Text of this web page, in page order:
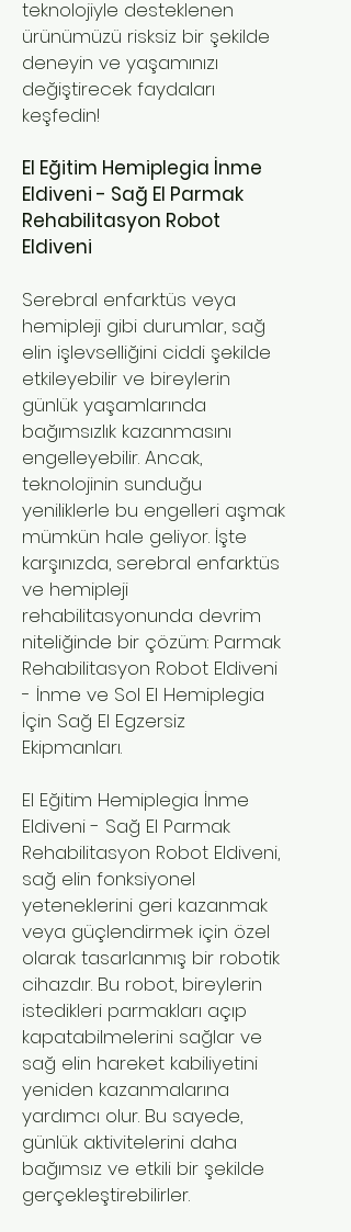
teknolojiyle desteklenen
ürünümüzü risksiz bir şekilde
deneyin ve yaşamınızı
değiştirecek faydaları
keşfedin!
El Eğitim Hemiplegia İnme
Eldiveni - Sağ El Parmak
Rehabilitasyon Robot
Eldiveni
Serebral enfarktüs veya
hemipleji gibi durumlar, sağ
elin işlevselliğini ciddi şekilde
etkileyebilir ve bireylerin
günlük yaşamlarında
bağımsızlık kazanmasını
engelleyebilir. Ancak,
teknolojinin sunduğu
yeniliklerle bu engelleri aşmak
mümkün hale geliyor. İşte
karşınızda, serebral enfarktüs
ve hemipleji
rehabilitasyonunda devrim
niteliğinde bir çözüm: Parmak
Rehabilitasyon Robot Eldiveni
- İnme ve Sol El Hemiplegia
İçin Sağ El Egzersiz
Ekipmanları.
El Eğitim Hemiplegia İnme
Eldiveni - Sağ El Parmak
Rehabilitasyon Robot Eldiveni,
sağ elin fonksiyonel
yeteneklerini geri kazanmak
veya güçlendirmek için özel
olarak tasarlanmış bir robotik
cihazdır. Bu robot, bireylerin
istedikleri parmakları açıp
kapatabilmelerini sağlar ve
sağ elin hareket kabiliyetini
yeniden kazanmalarına
yardımcı olur. Bu sayede,
günlük aktivitelerini daha
bağımsız ve etkili bir şekilde
gerçekleştirebilirler.